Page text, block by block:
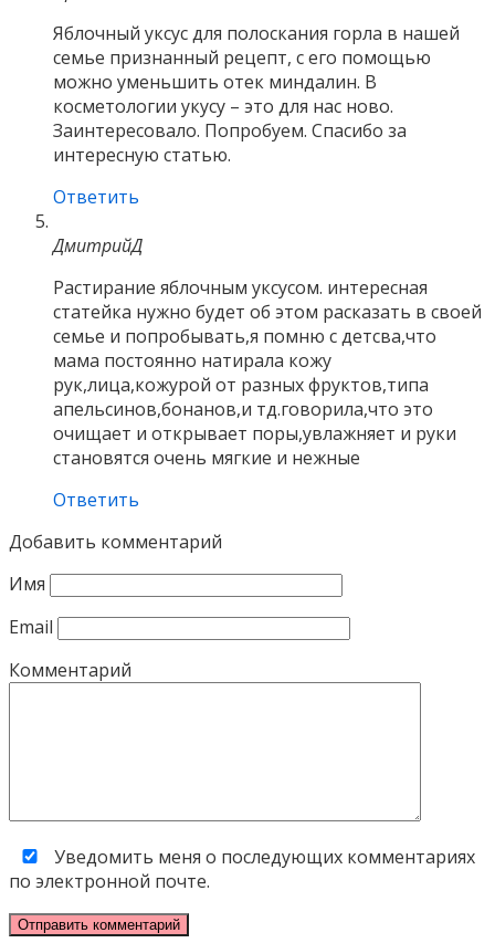
Яблочный уксус для полоскания горла в нашей
семье признанный рецепт, с его помощью
можно уменьшить отек миндалин. В
косметологии укусу – это для нас ново.
Заинтересовало. Попробуем. Спасибо за
интересную статью.
Ответить
ДмитрийД
Растирание яблочным уксусом. интересная
статейка нужно будет об этом расказать в своей
семье и попробывать,я помню с детсва,что
мама постоянно натирала кожу
рук,лица,кожурой от разных фруктов,типа
апельсинов,бонанов,и тд.говорила,что это
очищает и открывает поры,увлажняет и руки
становятся очень мягкие и нежные
Ответить
Добавить комментарий
Имя
Email
Комментарий
Уведомить меня о последующих комментариях
по электронной почте.